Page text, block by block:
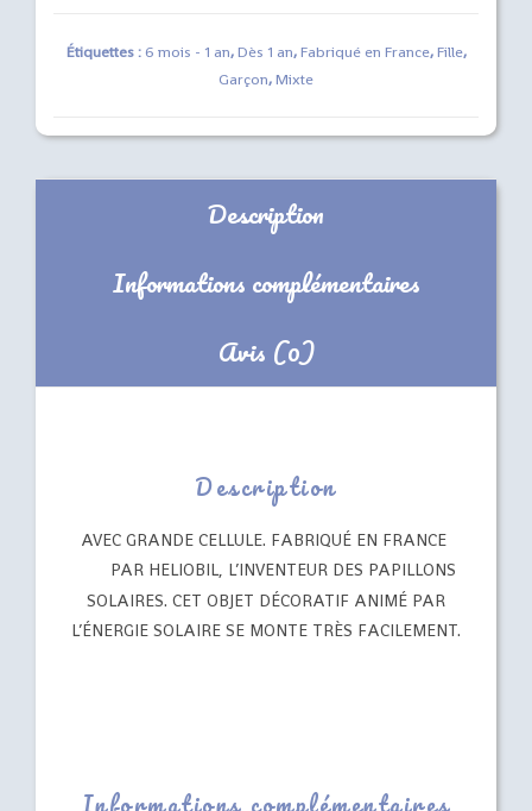
Étiquettes : 6 mois - 1 an,Dès 1 an,Fabriqué en France,Fille,
Garçon,Mixte
Description
Informations complémentaires
Avis (0)
Description
AVEC GRANDE CELLULE. FABRIQUÉ EN FRANCE
PAR HELIOBIL, L’INVENTEUR DES PAPILLONS
SOLAIRES. CET OBJET DÉCORATIF ANIMÉ PAR
L’ÉNERGIE SOLAIRE SE MONTE TRÈS FACILEMENT.